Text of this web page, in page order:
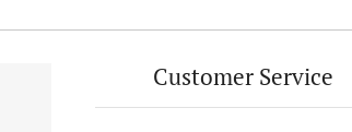
Customer Service